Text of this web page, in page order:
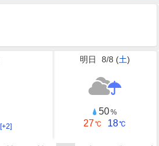
[+2]
明日 8/8 (土)
50%
27℃ 18℃